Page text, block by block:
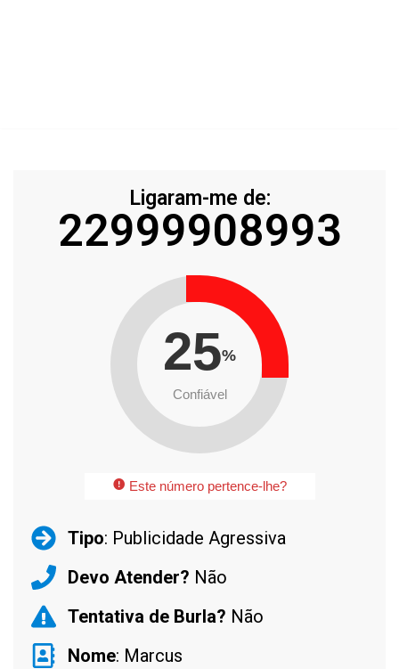
Ligaram-me de:
22999908993
25%
Confiável
Este número pertence-lhe?
Tipo: Publicidade Agressiva
Devo Atender? Não
Tentativa de Burla? Não
Nome: Marcus